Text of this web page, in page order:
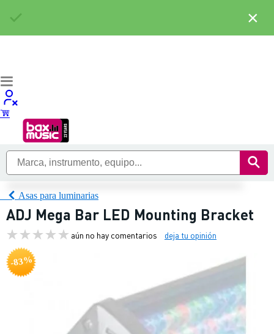
Asas para luminarias
ADJ Mega Bar LED Mounting Bracket
aún no hay comentarios deja tu opinión
-83%
×